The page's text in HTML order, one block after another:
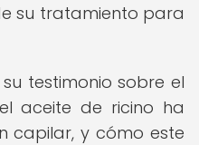
su tratamiento para
testimonio sobre el
aceite de ricino ha
capilar, y cómo este